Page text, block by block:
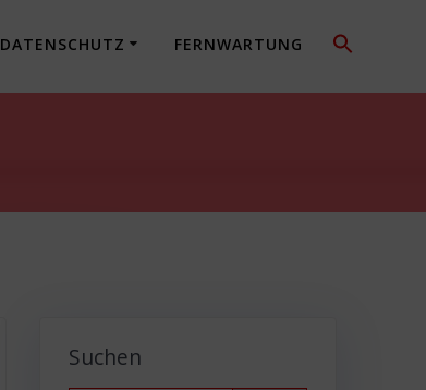
DATENSCHUTZ FERNWARTUNG
Suchen